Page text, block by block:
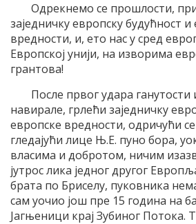
Одрекнемо се прошлости,
заједничку европску будућност и
вредности, и, ето нас у сред
Европској унији, на изворима
грантова!
После првог удара ганутости
навирале, грлећи заједничку
европске вредности, одричући
гледајући лице Њ.Е. пуно бора,
власима и добротом, ничим
јутрос лика једног другог
брата по Бриселу, пуковника
сам уочио још пре 15 година на
Јагњеници крај Зубиног Потока.